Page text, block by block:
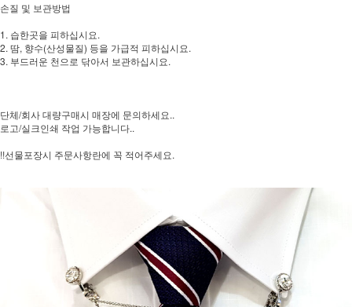
손질 및 보관방법
1. 습한곳을 피하십시요.
2. 땀, 향수(산성물질) 등을 가급적 피하십시요.
3. 부드러운 천으로 닦아서 보관하십시요.
단체/회사 대량구매시 매장에 문의하세요..
로고/실크인쇄 작업 가능합니다..
!!선물포장시 주문사항란에 꼭 적어주세요.